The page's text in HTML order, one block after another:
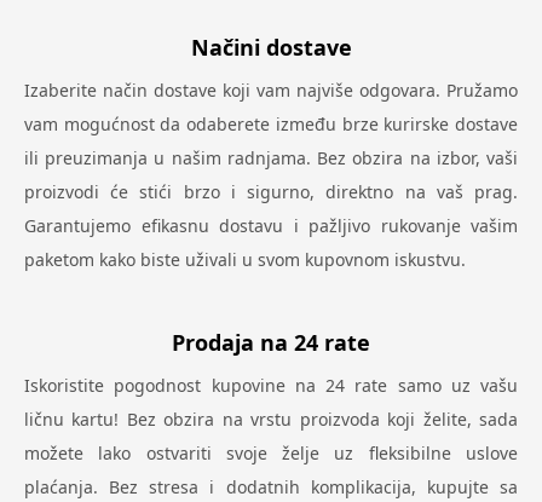
Načini dostave
Izaberite način dostave koji vam najviše odgovara. Pružamo
vam mogućnost da odaberete između brze kurirske dostave
ili preuzimanja u našim radnjama. Bez obzira na izbor, vaši
proizvodi će stići brzo i sigurno, direktno na vaš prag.
Garantujemo efikasnu dostavu i pažljivo rukovanje vašim
paketom kako biste uživali u svom kupovnom iskustvu.
Prodaja na 24 rate
Iskoristite pogodnost kupovine na 24 rate samo uz vašu
ličnu kartu! Bez obzira na vrstu proizvoda koji želite, sada
možete lako ostvariti svoje želje uz fleksibilne uslove
plaćanja. Bez stresa i dodatnih komplikacija, kupujte sa